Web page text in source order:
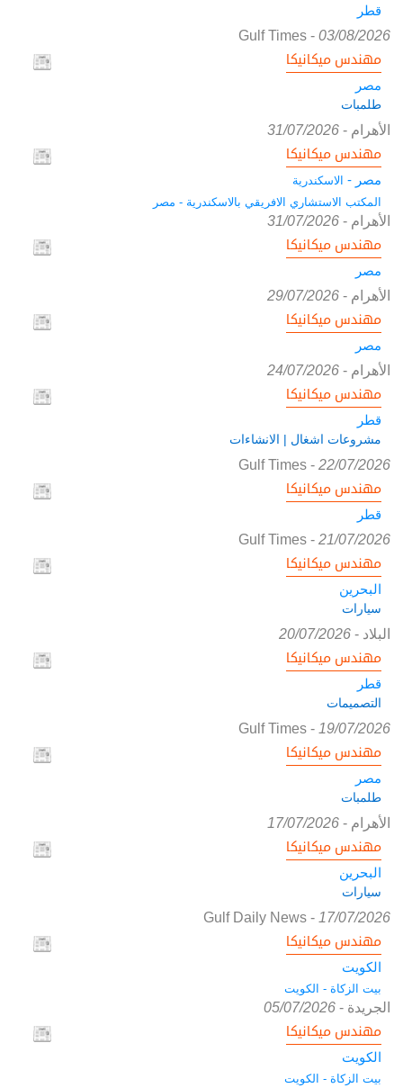
قطر
Gulf Times- 03/08/2026
مهندس ميكانيكا
مصر
طلمبات
الأهرام -
31/07/2026
مهندس ميكانيكا
مصر - الاسكندرية
المكتب الاستشاري الافريقي بالاسكندرية - مصر
الأهرام -
31/07/2026
مهندس ميكانيكا
مصر
الأهرام -
29/07/2026
مهندس ميكانيكا
مصر
الأهرام -
24/07/2026
مهندس ميكانيكا
قطر
مشروعات اشغال | الانشاءات
Gulf Times- 22/07/2026
مهندس ميكانيكا
قطر
Gulf Times- 21/07/2026
مهندس ميكانيكا
البحرين
سيارات
البلاد -
20/07/2026
مهندس ميكانيكا
قطر
التصميمات
Gulf Times- 19/07/2026
مهندس ميكانيكا
مصر
طلمبات
الأهرام -
17/07/2026
مهندس ميكانيكا
البحرين
سيارات
Gulf Daily News- 17/07/2026
مهندس ميكانيكا
الكويت
بيت الزكاة - الكويت
الجريدة -
05/07/2026
مهندس ميكانيكا
الكويت
بيت الزكاة - الكويت